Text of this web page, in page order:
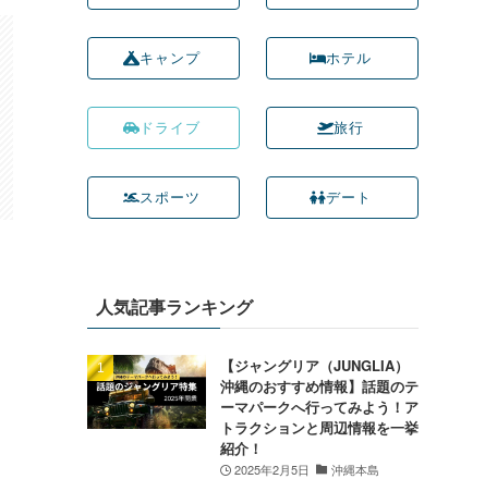
キャンプ
ドライブ
スポーツ
ホテル
旅行
デート
人気記事ランキング
【ジャングリア（JUNGLIA）
沖縄のおすすめ情報】話題のテ
ーマパークへ行ってみよう！ア
トラクションと周辺情報を一挙
紹介！
2025年2月5日 沖縄本島